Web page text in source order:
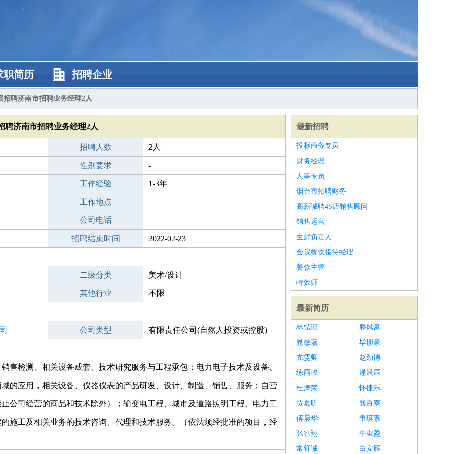
职简历 招聘企业
招聘济南市招聘业务经理2人
聘济南市招聘业务经理2人
招聘人数 2人
性别要求 -
工作经验 1-3年
工作地点
公司电话
招聘结束时间 2022-02-23
二级分类 美术/设计
其他行业 不限
公司类型 有限责任公司(自然人投资或控股)
售检测、相关设备成套、技术研究服务与工程承包；电力电子技术及设备、
的应用，相关设备、仪器仪表的产品研发、设计、制造、销售、服务；自营
公司经营的商品和技术除外）；输变电工程、城市及道路照明工程、电力工
施工及相关业务的技术咨询、代理和技术服务。（依法须经批准的项目，经
最新招聘
投标商务专员
财务经理
人事专员
烟台市招聘财务
高薪诚聘4S店销售顾问
销售运营
生鲜负责人
会议餐饮接待经理
餐饮主管
特效师
最新简历
林弘谨
滕风豪
晁敏蕊
毕朋豪
亢雯卿
赵劲博
练雨峻
逯晨辰
杜涛荣
怀捷乐
贾夏昕
襄百泰
傅晨华
申琪絮
张智翔
牛淑盈
常轩诚
白安雁